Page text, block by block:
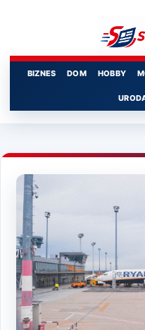
BIZNES DOM HOBBY